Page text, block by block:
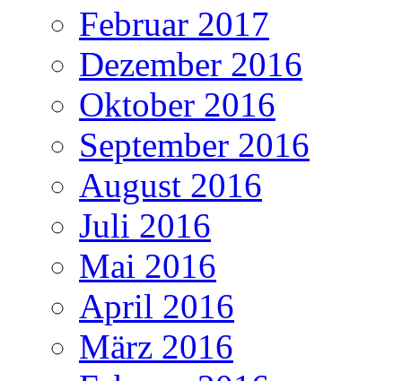
Februar 2017
Dezember 2016
Oktober 2016
September 2016
August 2016
Juli 2016
Mai 2016
April 2016
März 2016